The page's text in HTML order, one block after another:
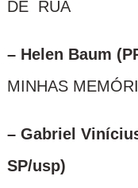
DE RUA
– Helen Baum
MINHAS
– Gabriel
SP/usp)